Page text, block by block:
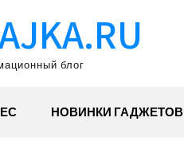
блог
НОВИНКИ ГАДЖЕТОВ